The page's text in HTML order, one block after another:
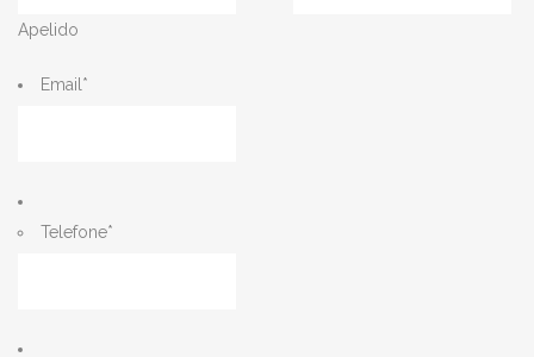
Apelido
Email *
Telefone*